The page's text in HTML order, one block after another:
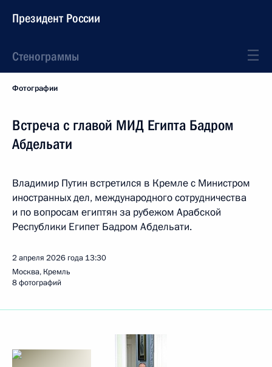
Президент России
Стенограммы
Фотографии
Встреча с главой МИД Египта Бадром
Абдельати
Владимир Путин встретился в Кремле с Министром
иностранных дел, международного сотрудничества
и по вопросам египтян за рубежом Арабской
Республики Египет Бадром Абдельати.
2 апреля 2026 года 13:30
Москва, Кремль
8 фотографий